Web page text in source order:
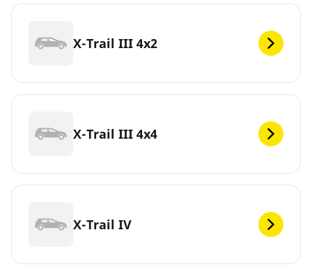
X-Trail III 4x2
X-Trail III 4x4
X-Trail IV